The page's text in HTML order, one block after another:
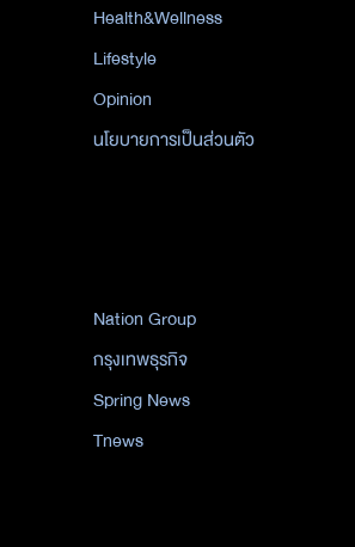
Health&Wellness
Lifestyle
Opinion
นโยบายการเป็นส่วนตัว
Nation Group
กรุงเทพธุรกิจ
Spring News
Tnews